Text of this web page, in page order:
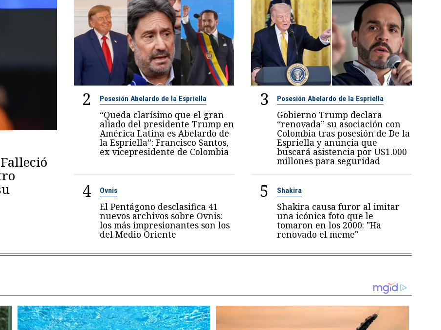
2 Posesión Abelardo de la Espriella
“Queda clarísimo que el gran
aliado del presidente Trump en
América Latina es Abelardo de
la Espriella”: Francisco Santos,
ex vicepresidente de Colombia
3 Posesión Abelardo de la Espriella
Gobierno Trump declara
“renovada” su asociación con
Colombia tras posesión de De la
Espriella y anuncia que
buscará asistencia por US1.000
millones para seguridad
4 Ovnis
El Pentágono desclasifica 41
nuevos archivos sobre Ovnis:
los más impresionantes son los
del Medio Oriente
5 Shakira
Shakira causa furor al imitar
una icónica foto que le
tomaron en los 2000: "Ha
renovado el meme"